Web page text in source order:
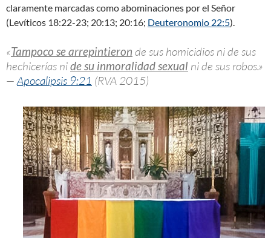
claramente marcadas como abominaciones por el Señor
(Levíticos 18:22-23; 20:13; 20:16; Deuteronomio 22:5).
«Tampoco se arrepintieron de sus homicidios ni de sus
hechicerías nide su inmoralidad sexual ni de sus robos.»
—Apocalipsis 9:21 (RVA 2015)